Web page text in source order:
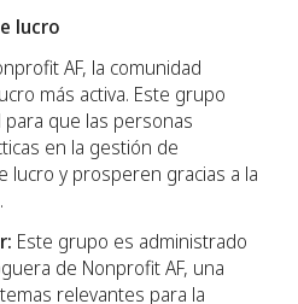
lucro
AF, la comunidad
más activa. Este grupo
que las personas
en la gestión de
lucro y prosperen gracias a la
Este grupo es administrado
de Nonprofit AF, una
relevantes para la